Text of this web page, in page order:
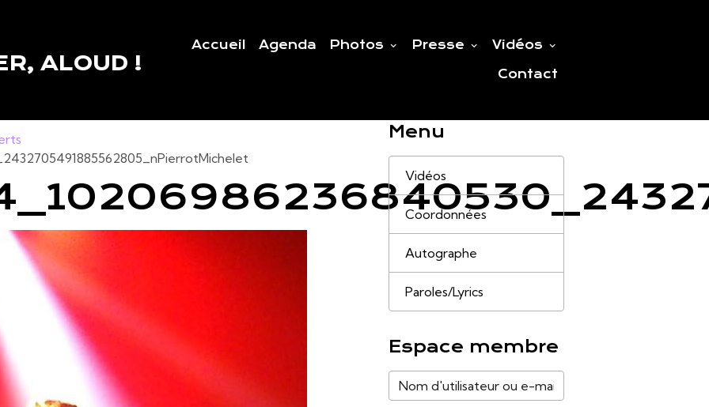
ALOUD !
Accueil Agenda Photos Presse Vidéos
Contact
Menu
Vidéos
Coordonnées
Autographe
Paroles/Lyrics
Espace membre